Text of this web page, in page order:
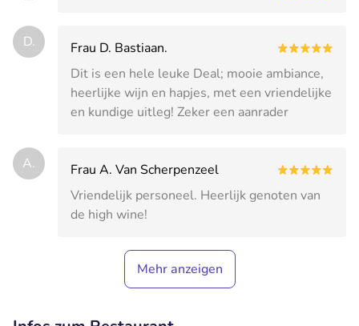
D.
Frau D. Bastiaan.
Dit is een hele leuke Deal; mooie ambiance,
heerlijke wijn en hapjes, met een vriendelijke
en kundige uitleg! Zeker een aanrader
A.
Frau A. Van Scherpenzeel
Vriendelijk personeel. Heerlijk genoten van
de high wine!
Mehr anzeigen